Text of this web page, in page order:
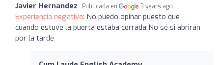
Javier Hernandez Publicada en 3 years ago
Experiencia negativa: No puedo opinar puesto que
cuando estuve la puerta estaba cerrada No sé si abrirán
por la tarde